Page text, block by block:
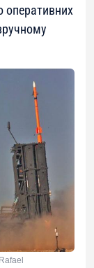
оперативних